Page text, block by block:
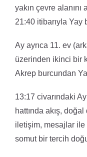
yakın çevre alanını
21:40 itibarıyla Yay
Ay ayrıca 11. ev
üzerinden ikinci bir
Akrep burcundan
13:17 civarındaki
hattında akış,
iletişim, mesajlar ile
somut bir tercih